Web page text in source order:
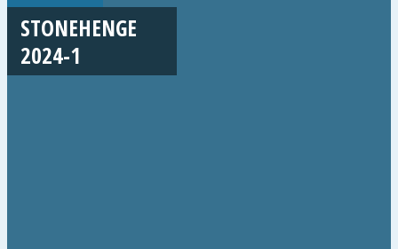
STONEHENGE
2024-1